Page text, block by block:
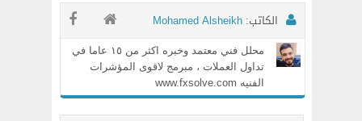
الكاتب: Mohamed Alsheikh
محلل فني معتمد وخبره اكثر من ١٥ عاما في
تداول العملات ، مبرمج لاقوى المؤشرات
الفنيه www.fxsolve.com